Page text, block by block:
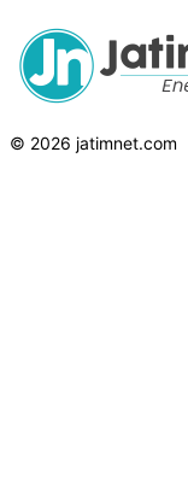
© 2026 jatimnet.com